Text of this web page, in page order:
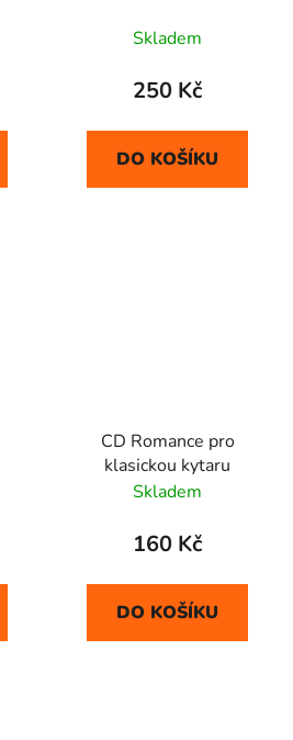
Skladem
250 Kč
DO KOŠÍKU
CD Romance pro
klasickou kytaru
Skladem
160 Kč
DO KOŠÍKU